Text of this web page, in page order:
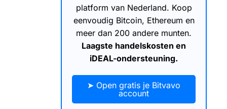
platform van Nederland. Koop
eenvoudig Bitcoin, Ethereum en
meer dan 200 andere munten.
Laagste handelskosten en
iDEAL-ondersteuning.
➤ Open gratis je Bitvavo
account